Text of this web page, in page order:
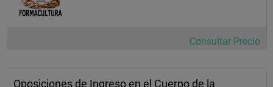
Consultar Precio
Oposiciones de Ingreso en el Cuerpo de la